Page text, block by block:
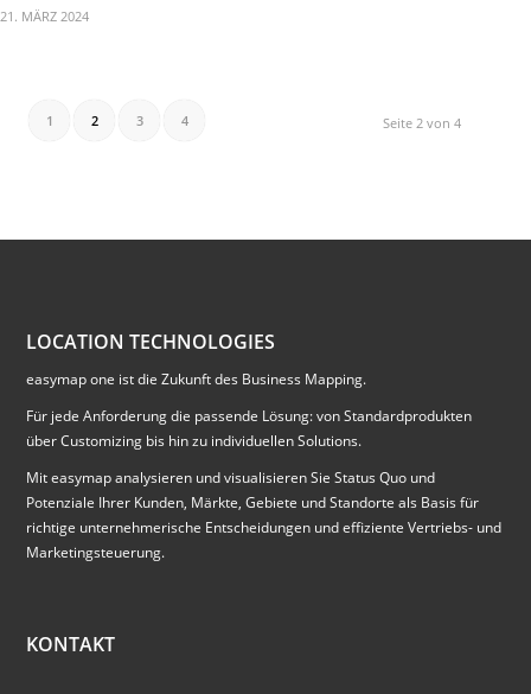
21. MÄRZ 2024
Seite 2 von 4
1 2 3 4
LOCATION TECHNOLOGIES
easymap one ist die Zukunft des Business Mapping.
Für jede Anforderung die passende Lösung: von Standardprodukten
über Customizing bis hin zu individuellen Solutions.
Mit easymap analysieren und visualisieren Sie Status Quo und
Potenziale Ihrer Kunden, Märkte, Gebiete und Standorte als Basis für
richtige unternehmerische Entscheidungen und effiziente Vertriebs- und
Marketingsteuerung.
KONTAKT